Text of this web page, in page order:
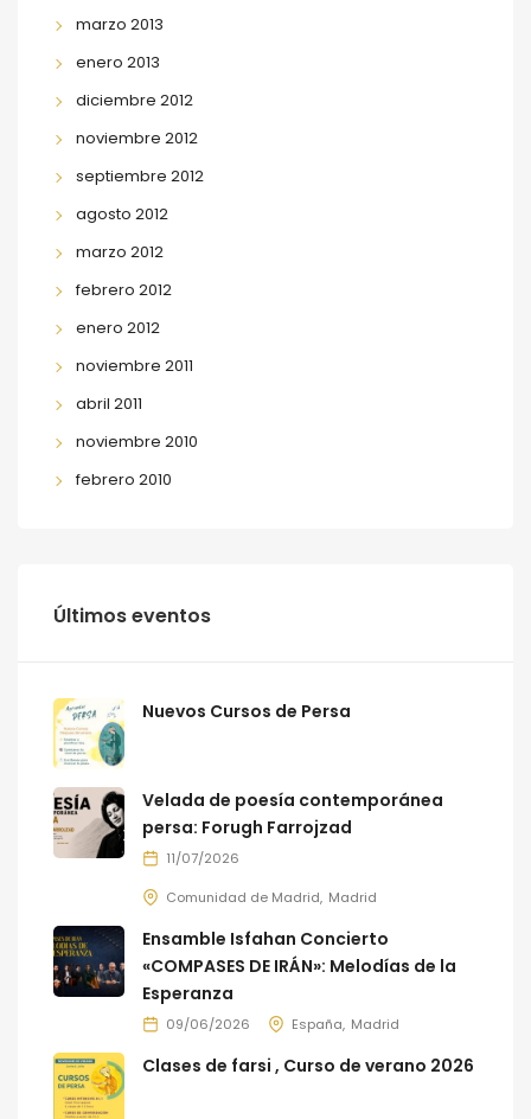
marzo 2013
enero 2013
diciembre 2012
noviembre 2012
septiembre 2012
agosto 2012
marzo 2012
febrero 2012
enero 2012
noviembre 2011
abril 2011
noviembre 2010
febrero 2010
Últimos eventos
Nuevos Cursos de Persa
Velada de poesía contemporánea
persa: Forugh Farrojzad
11/07/2026
Comunidad de Madrid Madrid
Ensamble Isfahan Concierto
«COMPASES DE IRÁN»: Melodías de la
Esperanza
09/06/2026 España Madrid
Clases de farsi , Curso de verano 2026